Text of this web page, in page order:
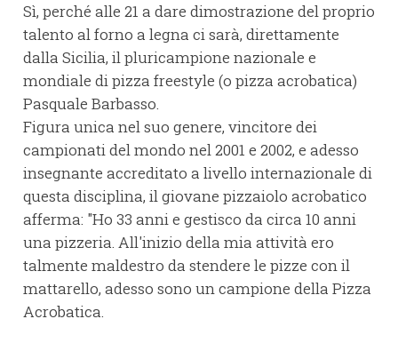
Sì, perché alle 21 a dare dimostrazione del proprio
talento al forno a legna ci sarà, direttamente
dalla Sicilia, il pluricampione nazionale e
mondiale di pizza freestyle (o pizza acrobatica)
Pasquale Barbasso.
Figura unica nel suo genere, vincitore dei
campionati del mondo nel 2001 e 2002, e adesso
insegnante accreditato a livello internazionale di
questa disciplina, il giovane pizzaiolo acrobatico
afferma: "Ho 33 anni e gestisco da circa 10 anni
una pizzeria. All'inizio della mia attività ero
talmente maldestro da stendere le pizze con il
mattarello, adesso sono un campione della Pizza
Acrobatica.